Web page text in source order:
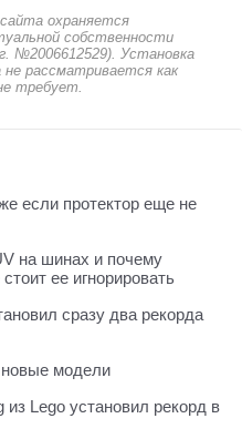
охраняется
собственности
№2006612529). Установка
рассматривается как
требует.
если протектор еще не
на шинах и почему
ее игнорировать
сразу два рекорда
модели
Lego установил рекорд в